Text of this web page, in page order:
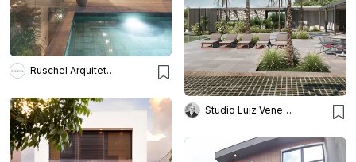
Ruschel Arquitetura e Urbanism
Studio Luiz Veneziano Arqu.